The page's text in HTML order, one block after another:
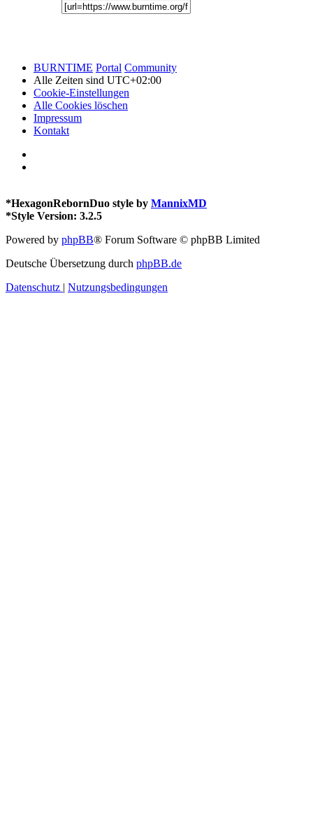
BURNTIME Portal Community
Alle Zeiten sind UTC+02:00
Cookie-Einstellungen
Alle Cookies löschen
Impressum
Kontakt
*HexagonRebornDuo style by MannixMD
*Style Version: 3.2.5
Powered by phpBB® Forum Software © phpBB Limited
Deutsche Übersetzung durch phpBB.de
Datenschutz | Nutzungsbedingungen